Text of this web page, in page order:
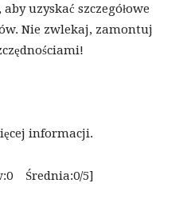
uzyskać szczegółowe
Nie zwlekaj, zamontuj
informacji.
Średnia:0/5]